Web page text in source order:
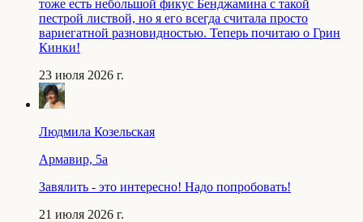
тоже есть небольшой фикус Бенджамина с такой
пестрой листвой, но я его всегда считала просто
вариегатной разновидностью. Теперь почитаю о Грин
Кинки!
23 июля 2026 г.
Людмила Козельская
Армавир, 5a
Завялить - это интересно! Надо попробовать!
21 июля 2026 г.